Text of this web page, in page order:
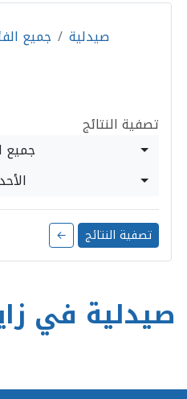
جميع
صيدلية
تصفية النتائج
جميع
← تصفية النتائج
صيدلية في